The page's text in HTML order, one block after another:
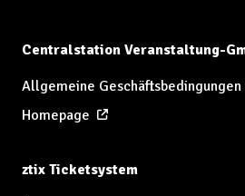
Centralstation Veranstaltung-
Allgemeine Geschäftsbedingungen
Homepage
ztix Ticketsystem